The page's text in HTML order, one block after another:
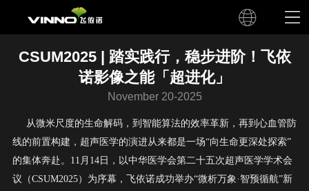
CSUM2025 | 踏实践行，稳步进阶！飞依
诺影像之能「超进化」
November 20-2025
从微米尺度的生命解码，到智能算法的效率革新，再到心血管防
线的前置构建，超声医学的演进从来都是一场“向生命更深处探索”
的集体奔赴。 11 月 14日，以中华医学会第二十五次超声医学学术会
议（CSUM2025）为序幕，飞依诺成功举办“微析万象·智预循航”新